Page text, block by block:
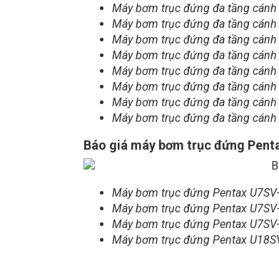
Máy bơm trục đứng đa tầng
Máy bơm trục đứng đa tầng
Máy bơm trục đứng đa tầng
Máy bơm trục đứng đa tầng
Máy bơm trục đứng đa tầng
Máy bơm trục đứng đa tầng
Máy bơm trục đứng đa tầng
Máy bơm trục đứng đa tầng
Báo giá máy bơm trục đứng
Máy bơm trục đứng Pentax
Máy bơm trục đứng Pentax
Máy bơm trục đứng Pentax
Máy bơm trục đứng Pentax